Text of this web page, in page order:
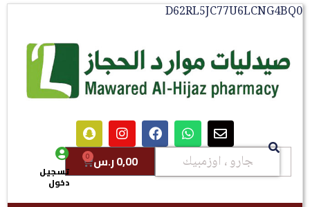
D62RL5JC77U6LCNG4BQ0
0,00ر.س 0
تسجيل
دخول